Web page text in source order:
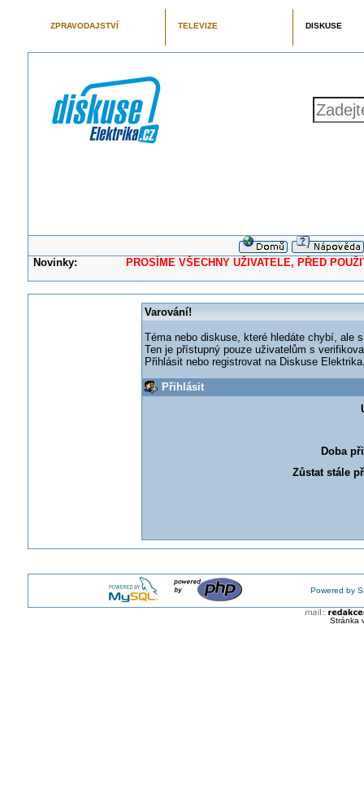
ZPRAVODAJSTVÍ TELEVIZE DISKUSE
Novinky: PROSÍME VŠECHNY UŽIVATELE, PŘED
Varování!
Téma nebo diskuse, které hledáte chybí, ale
Ten je přístupný pouze uživatelům s
Přihlásit nebo registrovat na Diskuse
Přihlásit
Doba
Zůstat stále
Powered by
Stránka